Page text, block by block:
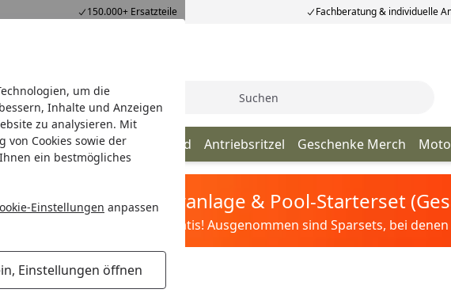
um die
Inhalte und Anzeigen
zu analysieren. Mit
Cookies sowie der
ein bestmögliches
Einstellungen anpassen
Einstellungen öffnen
150.000+ Ersatzteile Fachberatung & individuelle
Suche
Kettensatz Kette Kettenrad Antriebsritzel Geschenke Merch
gratis Sandfilteranlage & Pool-Starterset
Paket: Filter&Pflege gratis! Ausgenommen sind Sparsets, bei
Glieder